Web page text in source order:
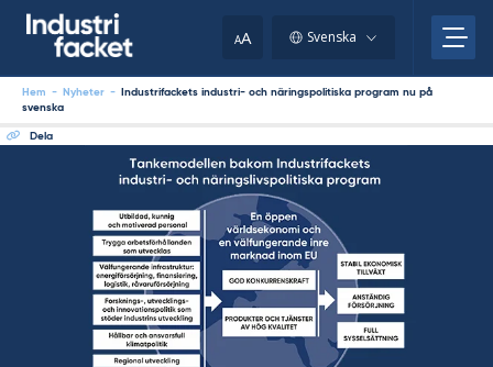
AA Svenska
Hem - Nyheter -
Industrifackets industri- och näringspolitiska program nu på
svenska
Dela